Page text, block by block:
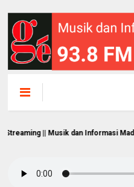
|| Musik dan Informasi Madiun Raya